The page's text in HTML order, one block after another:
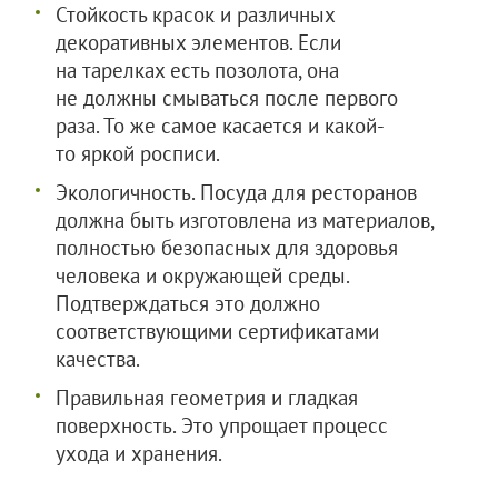
Стойкость красок и различных
декоративных элементов. Если
на тарелках есть позолота, она
не должны смываться после первого
раза. То же самое касается и какой-
то яркой росписи.
Экологичность. Посуда для ресторанов
должна быть изготовлена из материалов,
полностью безопасных для здоровья
человека и окружающей среды.
Подтверждаться это должно
соответствующими сертификатами
качества.
Правильная геометрия и гладкая
поверхность. Это упрощает процесс
ухода и хранения.